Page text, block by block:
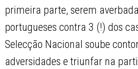
primeira parte, serem
portugueses contra 3 (!) dos
Selecção Nacional soube
adversidades e triunfar na